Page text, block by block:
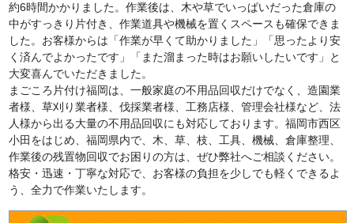
約6時間かかりました。作業後は、木や草でいっぱいだった倉庫の
中がすっきり片付き、作業道具や機械を置くスペースも確保できま
した。お客様からは「作業が早くて助かりました」「思ったより安
く済んでよかったです」「また溜まった時はお願いしたいです」と
大変喜んでいただきました。
まごころ片付け福岡は、一般家庭の不用品回収だけでなく、造園業
者様、草刈り業者様、伐採業者様、工務店様、管理会社様など、法
人様から出る大量の不用品回収にも対応しております。福岡市西区
小田をはじめ、福岡県内で、木、草、枝、工具、機械、倉庫整理、
作業後の残置物回収でお困りの方は、ぜひ弊社へご相談ください。
格安・迅速・丁寧な対応で、お客様の負担を少しでも軽くできるよ
う、全力で作業いたします。